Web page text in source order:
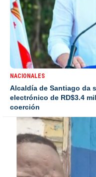
NACIONALES
Alcaldía de Santiago da
electrónico de RD$3.4
coerción